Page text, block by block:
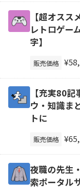
【超オス
レトロゲー
字】
販売価格
【充実80
ウ・知識ま
トに
販売価格
夜職の先生
索ポータル